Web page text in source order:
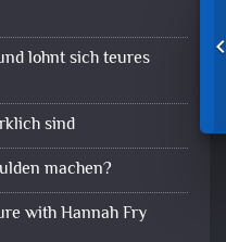
lohnt sich teures
sind
machen?
with Hannah Fry